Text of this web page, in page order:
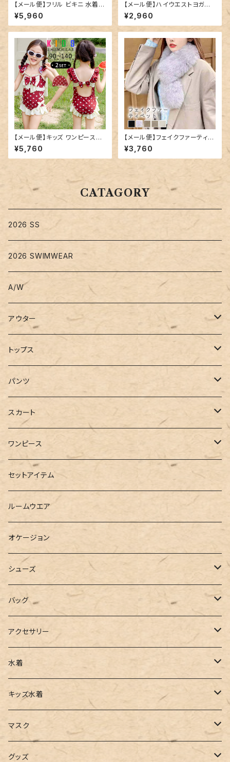
【メール便】フリル ビキニ 水着
レディース キャミキニ ハイウエ
スト／hys3269
¥5,960
【メール便】ハイウエストヨガレ
ギンス／yoga170
¥2,960
【メール便】キッズ ワンピース水
着 レトロガーリー リボン フリル
／kids551
¥5,760
【メール便】フェイクファーティペ
ット／stole064
¥3,760
CATAGORY
2026 SS
2026 SWIMWEAR
A/W
アウター
コート
ジャケット
ブルゾン
ロングシャツ
ダウンジャケット
ベスト
トップス
Tシャツ
カットソー
半袖
スウェット・パーカー
ニット
シャツ
ブラウス
カーディガン
ポロシャツ
ベスト
チュニック
タンクトップ
キャミソール
インナー
パンツ
デニム
スキニー
ショートパンツ
ハーフパンツ
スウェット
ジャージ
スラックス
ワイドパンツ
カーゴパンツ
サロペット
ガウチョ
レギンス
スカート
ロング
ミニ
その他
ワンピース
シャツワンピース
スウェットワンピース
パーカーワンピース
ニットワンピース
キャミワンピース
サロペット
オールインワン
セットアイテム
ルームウエア
オケージョン
シューズ
ブーツ
パンプス
サンダル
スニーカー
フラットシューズ
レインシューズ
バッグ
トートバッグ
ショルダー
バックパック
カゴバッグ
エコバッグ
アクセサリー
その他
水着
ワンピース
ビキニ
ワンショルダー
キッズ水着
女の子
男の子
マスク
アクセサリー
グッズ